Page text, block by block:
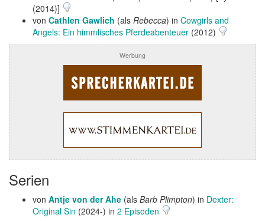
(2014)]
von Cathlen Gawlich (als Rebecca) in Cowgirls and
Angels: Ein himmlisches Pferdeabenteuer (2012)
Werbung
Serien
von Antje von der Ahe (als Barb Plimpton) in Dexter:
Original Sin (2024-) in 2 Episoden